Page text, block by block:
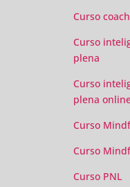
Curso
Curso
plena
Curso
plena
Curso
Curso
Curso PNL